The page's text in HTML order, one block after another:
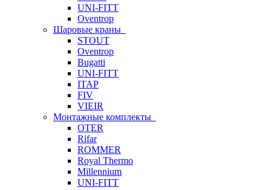
UNI-FITT
Oventrop
Шаровые краны
STOUT
Oventrop
Bugatti
UNI-FITT
ITAP
FIV
VIEIR
Монтажные комплекты
OTER
Rifar
ROMMER
Royal Thermo
Millennium
UNI-FITT